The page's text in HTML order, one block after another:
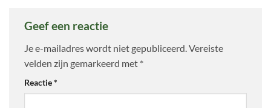
Geef een reactie
Je e-mailadres wordt niet gepubliceerd.Vereiste
velden zijn gemarkeerd met *
Reactie*